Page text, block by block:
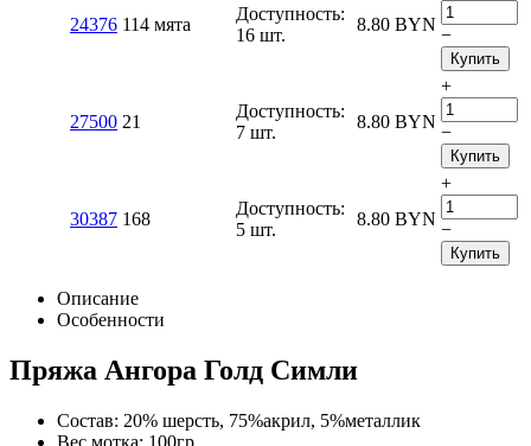
24376 114 мята
Доступность:
16 шт.
8.80 BYN
−
Купить
27500 21
Доступность:
7 шт.
8.80 BYN
+
−
Купить
30387 168
Доступность:
5 шт.
8.80 BYN
+
−
Купить
Описание
Особенности
Пряжа Ангора Голд Симли
Состав: 20% шерсть, 75%акрил, 5%металлик
Вес мотка: 100гр.